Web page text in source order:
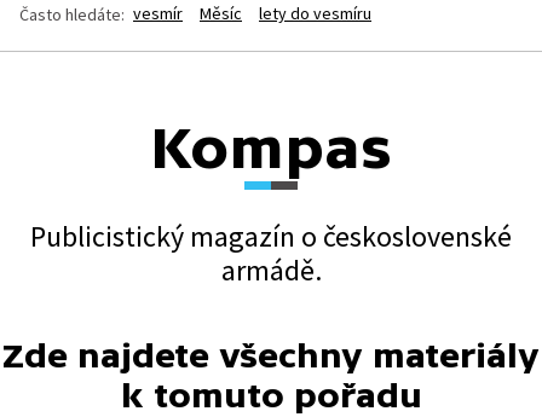
Často hledáte: vesmír Měsíc lety do vesmíru
Kompas
Publicistický magazín o československé
armádě.
Zde najdete všechny materiály
k tomuto pořadu